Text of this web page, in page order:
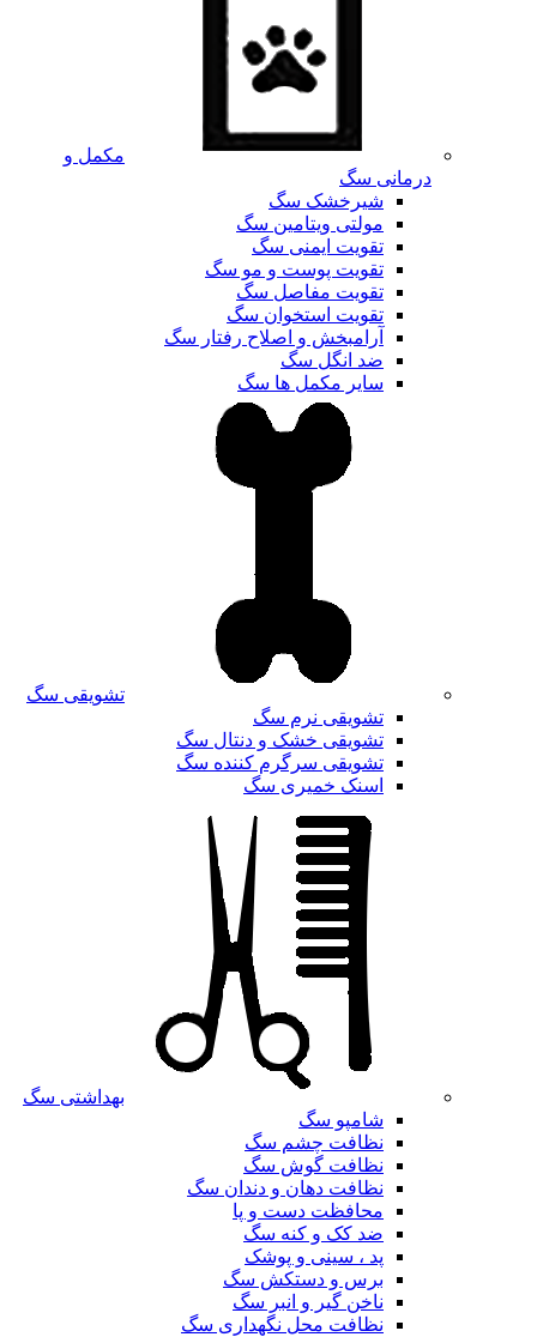
مکمل و
درمانی سگ
شیرخشک سگ
مولتی ویتامین سگ
تقویت ایمنی سگ
تقویت پوست و مو سگ
تقویت مفاصل سگ
تقویت استخوان سگ
آرامبخش و اصلاح رفتار سگ
ضد انگل سگ
سایر مکمل ها سگ
تشویقی سگ
تشویقی نرم سگ
تشویقی خشک و دنتال سگ
تشویقی سرگرم کننده سگ
اسنک خمیری سگ
بهداشتی سگ
شامپو سگ
نظافت چشم سگ
نظافت گوش سگ
نظافت دهان و دندان سگ
محافظت دست و پا
ضد کک و کنه سگ
پد ، سینی و پوشک
برس و دستکش سگ
ناخن گیر و انبر سگ
نظافت محل نگهداری سگ